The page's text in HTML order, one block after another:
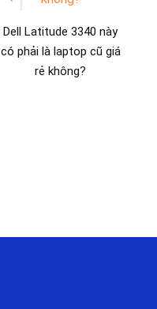
Dell Latitude 3340 này
có phải là laptop cũ giá
rẻ không?